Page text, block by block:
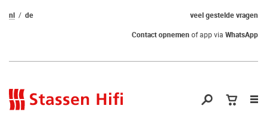
veel gestelde vragen
nl
de
Contact opnemenof app via WhatsApp